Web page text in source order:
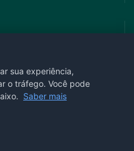
Centro CEP: 78.280-000 -
sua experiência,
o tráfego. Você pode
Saber mais